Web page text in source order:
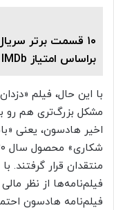
۱۰ قسمت برتر
براساس امتیاز IMDb
مشکل بزرگ‌تری هم رو
منتقدان قرار گرفتند.
فیلم‌نامه‌ها از نظر
فیلم‌نامه هادسون